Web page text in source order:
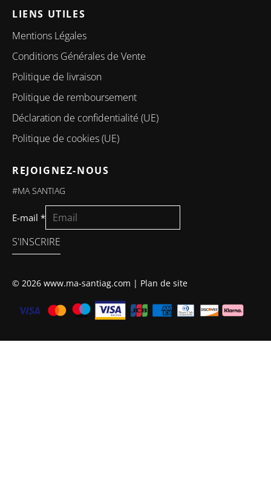
LIENS UTILES
Mentions Légales
Conditions Générales de Vente
Politique de livraison
Politique de remboursement
Déclaration de confidentialité (UE)
Politique de cookies (UE)
REJOIGNEZ-NOUS
#MA SANTIAG
E-mail *
S'INSCRIRE
© 2026 www.ma-santiag.com | Plan de site